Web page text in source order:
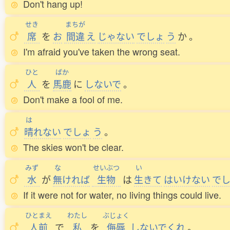
Don't hang up!
せき
席 を お
まちが
間違 え じゃない でしょ う か。
I'm afraid you've taken the wrong seat.
ひと
人 を
ばか
馬鹿 に しないで。
Don't make a fool of me.
は
晴れない でしょ う 。
The skies won't be clear.
みず
水 が
な
無ければ
せいぶつ
生物 は
い
生きて はいけない で
If it were not for water, no living things could live.
ひとまえ
人前 で
わたし
私 を
ぶじょく
侮辱 しないでくれ。